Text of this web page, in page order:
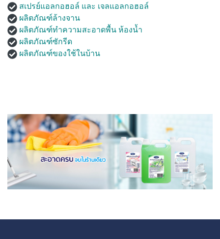
สเปรย์แอลกอฮอล์ และ เจลแอลกอฮอล์
ผลิตภัณฑ์ล้างจาน
ผลิตภัณฑ์ทำความสะอาดพื้น ห้องน้ำ
ผลิตภัณฑ์ซักรีด
ผลิตภัณฑ์ของใช้ในบ้าน